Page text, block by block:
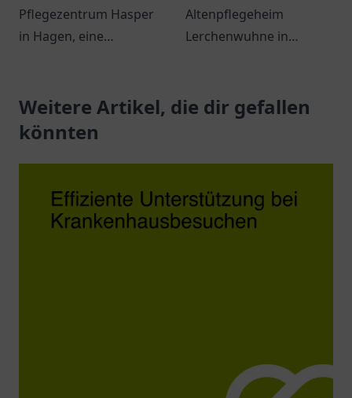
Pflegezentrum Hasper
in Hagen, eine
professionelle häusliche
Krankenpflege.
Altenpflegeheim
Lerchenwuhne in
Vielfalt für Senioren.
Weitere Artikel, die dir gefallen
könnten